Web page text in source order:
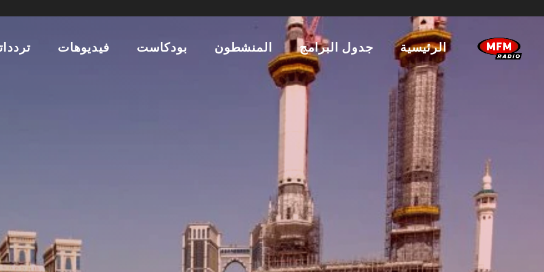
الرئيسية جدول البرامج المنشطون بودكاست فيديوهات